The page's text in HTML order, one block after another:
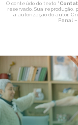
O conteúdo do texto "
reservado. Sua reprodução,
a autorização do autor.
Penal –